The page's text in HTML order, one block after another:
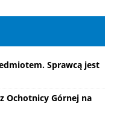
Sprawcą jest
Ochotnicy Górnej na